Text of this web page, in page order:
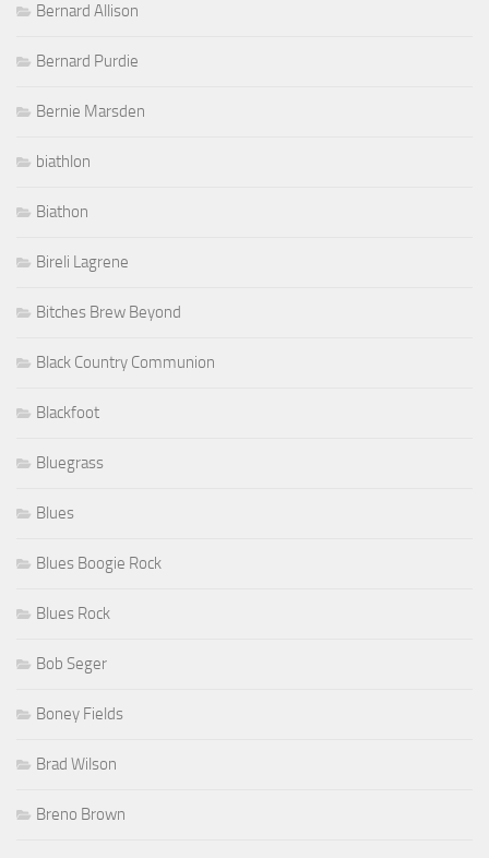
Bernard Allison
Bernard Purdie
Bernie Marsden
biathlon
Biathon
Bireli Lagrene
Bitches Brew Beyond
Black Country Communion
Blackfoot
Bluegrass
Blues
Blues Boogie Rock
Blues Rock
Bob Seger
Boney Fields
Brad Wilson
Breno Brown